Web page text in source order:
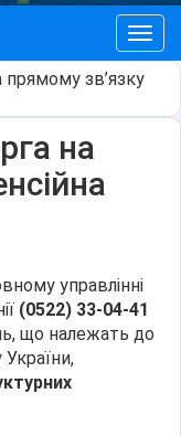
зв’язку
на
управлінні
(0522) 33-04-41
що належать до